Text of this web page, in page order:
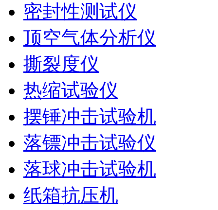
密封性测试仪
顶空气体分析仪
撕裂度仪
热缩试验仪
摆锤冲击试验机
落镖冲击试验仪
落球冲击试验机
纸箱抗压机